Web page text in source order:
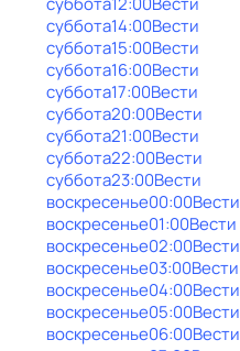
суббота14:00Вести
суббота15:00Вести
суббота16:00Вести
суббота17:00Вести
суббота20:00Вести
суббота21:00Вести
суббота22:00Вести
суббота23:00Вести
воскресенье00:00Вести
воскресенье01:00Вести
воскресенье02:00Вести
воскресенье03:00Вести
воскресенье04:00Вести
воскресенье05:00Вести
воскресенье06:00Вести